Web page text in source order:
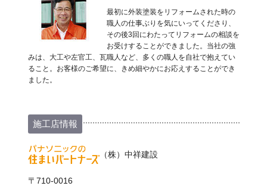
最初に外装塗装をリフォームされた時の
職人の仕事ぶりを気にいってくださり、
その後3回にわたってリフォームの相談を
お受けすることができました。当社の強
みは、大工や左官工、瓦職人など、多くの職人を自社で抱えてい
ること。お客様のご希望に、きめ細やかにお応えすることができ
ました。
施工店情報
（株）中祥建設
〒710-0016